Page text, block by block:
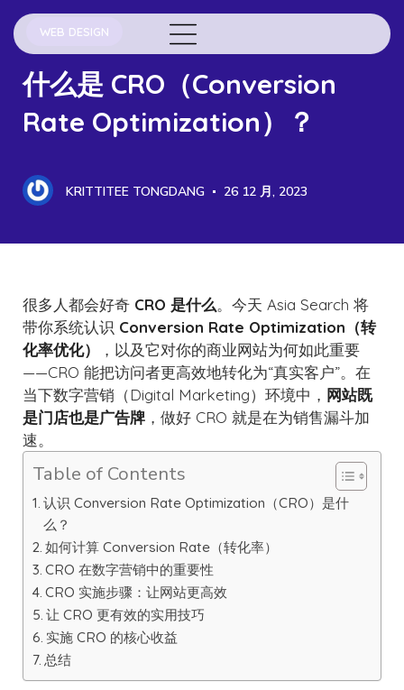
WEB DESIGN
什么是 CRO（Conversion
Rate Optimization）？
KRITTITEE TONGDANG 26 12 月, 2023
很多人都会好奇 CRO 是什么。今天 Asia Search 将
带你系统认识 Conversion Rate Optimization（转
化率优化）
，以及它对你的商业网站为何如此重要
——CRO 能把访问者更高效地转化为“真实客户”。在
当下数字营销（Digital Marketing）环境中， 网站既
是门店也是广告牌 ，做好 CRO 就是在为销售漏斗加
速。
Table of Contents
认识 Conversion Rate Optimization（CRO）是什
么？
如何计算 Conversion Rate（转化率）
CRO 在数字营销中的重要性
CRO 实施步骤：让网站更高效
让 CRO 更有效的实用技巧
实施 CRO 的核心收益
总结